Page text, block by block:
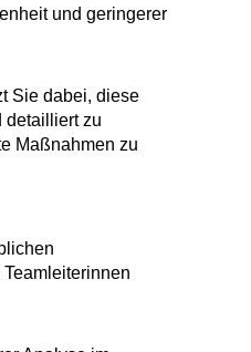
und geringerer
Sie dabei, diese
detailliert zu
Maßnahmen zu